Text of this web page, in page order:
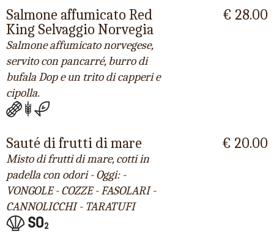
Salmone affumicato Red
King Selvaggio Norvegia
Salmone affumicato norvegese,
servito con pancarré, burro di
bufala Dop e un trito di capperi e
cipolla.
€ 28.00
Sauté di frutti di mare
Misto di frutti di mare, cotti in
padella con odori - Oggi: -
VONGOLE - COZZE - FASOLARI -
CANNOLICCHI - TARATUFI
€ 20.00